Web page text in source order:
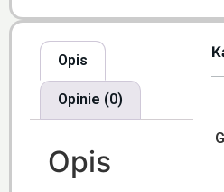
Opis
Opinie (0)
Opis